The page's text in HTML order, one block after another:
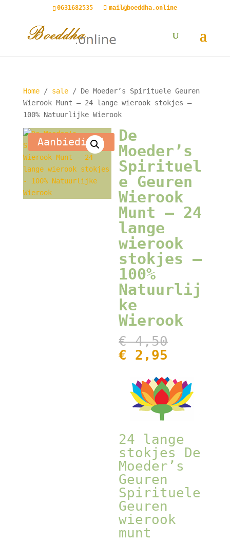
0631682535 mail@boeddha.online
Home/ sale/ De Moeder’s Spirituele Geuren
Wierook Munt – 24 lange wierook stokjes –
100% Natuurlijke Wierook
Aanbieding!
De
Moeder’s
Spirituel
e Geuren
Wierook
Munt – 24
lange
wierook
stokjes –
100%
Natuurlij
ke
Wierook
€4,50
€ 4,50.
€ 2,95
is:
€ 2,95.
24 lange
stokjes De
Moeder’s
Geuren
Spirituele
Geuren
wierook
munt